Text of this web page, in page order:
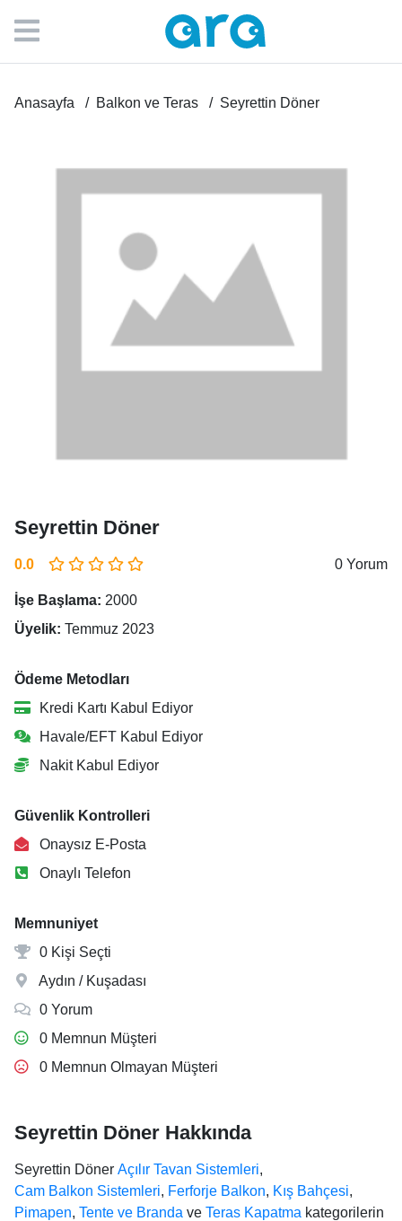
Anasayfa Balkon ve Teras Seyrettin Döner
Seyrettin Döner
0.0 0 Yorum
İşe Başlama: 2000
Üyelik: Temmuz 2023
Ödeme Metodları
Kredi Kartı Kabul Ediyor
Havale/EFT Kabul Ediyor
Nakit Kabul Ediyor
Güvenlik Kontrolleri
Onaysız E-Posta
Onaylı Telefon
Memnuniyet
0 Kişi Seçti
Aydın / Kuşadası
0 Yorum
0 Memnun Müşteri
0 Memnun Olmayan Müşteri
Seyrettin Döner Hakkında
Seyrettin Döner Açılır Tavan Sistemleri,
Cam Balkon Sistemleri, Ferforje Balkon, Kış Bahçesi,
Pimapen, Tente ve Branda ve Teras Kapatma kategorilerin